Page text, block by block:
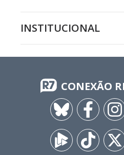
INSTITUCIONAL
CONEXÃO